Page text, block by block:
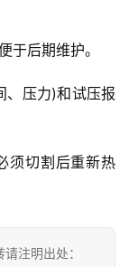
于后期维护。
、压力)和试压报
须切割后重新热
注明出处：